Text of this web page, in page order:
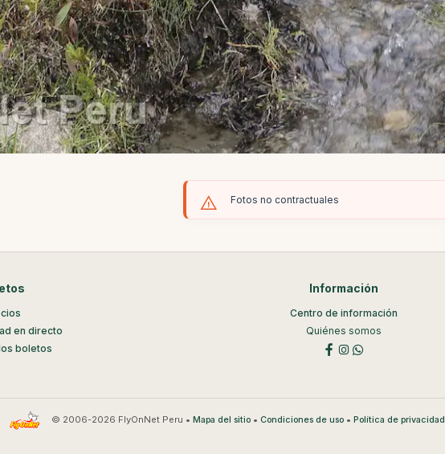
Fotos no contractuales
en directo
boletos
Información
Centro de información
Quiénes somos
© 2006-2026 FlyOnNet Peru •Mapa del sitio •Condiciones de uso •Política de privacidad